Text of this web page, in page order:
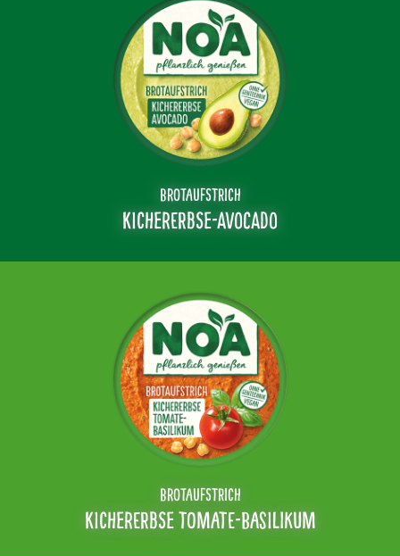
BROTAUFSTRICH
KICHERERBSE-AVOCADO
BROTAUFSTRICH
KICHERERBSETOMATE-BASILIKUM